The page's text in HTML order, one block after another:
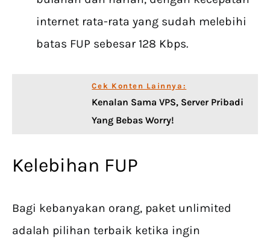
internet rata-rata yang sudah melebihi
batas FUP sebesar 128 Kbps.
Cek Konten Lainnya:
Kenalan Sama VPS, Server Pribadi
Yang Bebas Worry!
Kelebihan FUP
Bagi kebanyakan orang, paket unlimited
adalah pilihan terbaik ketika ingin